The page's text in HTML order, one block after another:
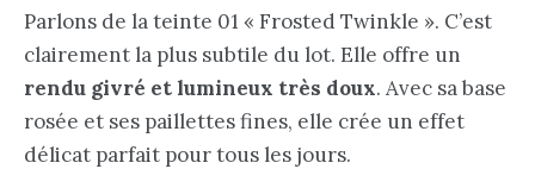
Parlons de la teinte 01 « Frosted Twinkle ». C’est
clairement la plus subtile du lot. Elle offre un
rendu givré et lumineux très doux. Avec sa base
rosée et ses paillettes fines, elle crée un effet
délicat parfait pour tous les jours.